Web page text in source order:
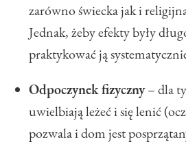
zarówno świecka jak i
Jednak, żeby efekty były
praktykować ją
Odpoczynek fizyczny– dla
uwielbiają leżeć i się lenić
pozwala i dom jest